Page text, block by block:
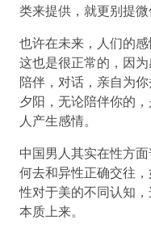
类来提供，就更别提微
也许在未来，人们的
这也是很正常的，因
陪伴，对话，亲自为
夕阳，无论陪伴你的
人产生感情。
中国男人其实在性方
何去和异性正确交往
性对于美的不同认知
本质上来。